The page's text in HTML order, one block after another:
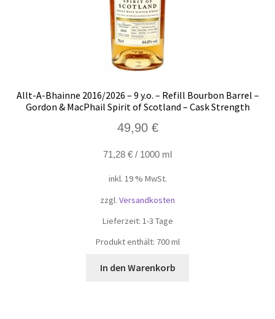
Allt-A-Bhainne 2016/2026 – 9 y.o. – Refill Bourbon Barrel –
Gordon & MacPhail Spirit of Scotland – Cask Strength
49,90 €
71,28 € / 1000 ml
inkl. 19 % MwSt.
zzgl. Versandkosten
Lieferzeit: 1-3 Tage
Produkt enthält: 700ml
In den Warenkorb